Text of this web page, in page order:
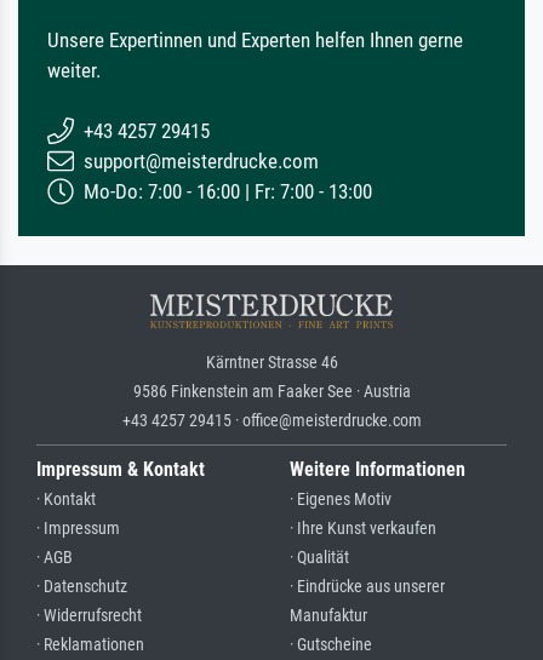
Unsere Expertinnen und Experten helfen Ihnen gerne
weiter.
+43 4257 29415
support@meisterdrucke.com
Mo-Do: 7:00 - 16:00 | Fr: 7:00 - 13:00
Kärntner Strasse 46
9586 Finkenstein am Faaker See · Austria
+43 4257 29415 · office@meisterdrucke.com
Impressum & Kontakt
· Kontakt
· Impressum
· AGB
· Datenschutz
· Widerrufsrecht
· Reklamationen
Weitere Informationen
· Eigenes Motiv
· Ihre Kunst verkaufen
· Qualität
· Eindrücke aus unserer
Manufaktur
· Gutscheine